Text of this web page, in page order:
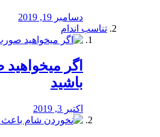
دسامبر 19, 2019
تناسب اندام
اگر
باشید
اکتبر 3, 2019